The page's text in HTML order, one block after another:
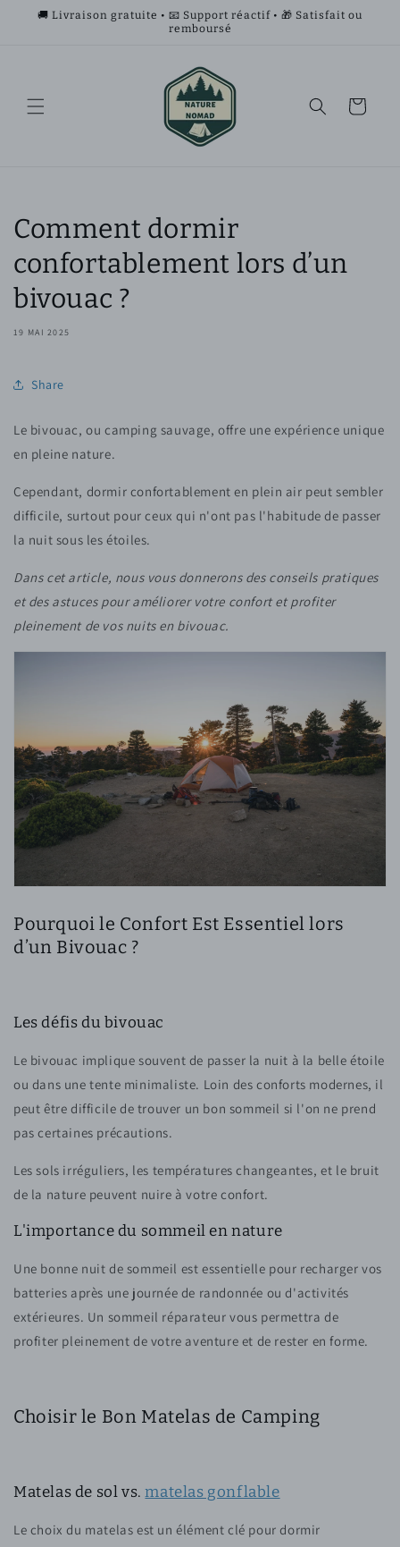
passer
🚚 Livraison gratuite • 📧 Support réactif • 🎁 Satisfait ou
remboursé
Panier
Comment dormir
confortablement lors d’un
bivouac ?
19 MAI 2025
Share
Le bivouac, ou camping sauvage, offre une expérience unique
en pleine nature.
Cependant, dormir confortablement en plein air peut sembler
difficile, surtout pour ceux qui n'ont pas l'habitude de passer
la nuit sous les étoiles.
Dans cet article, nous vous donnerons des conseils pratiques
et des astuces pour améliorer votre confort et profiter
pleinement de vos nuits en bivouac.
Pourquoi le Confort Est Essentiel lors
d’un Bivouac ?
Les défis du bivouac
Le bivouac implique souvent de passer la nuit à la belle étoile
ou dans une tente minimaliste. Loin des conforts modernes, il
peut être difficile de trouver un bon sommeil si l'on ne prend
pas certaines précautions.
Les sols irréguliers, les températures changeantes, et le bruit
de la nature peuvent nuire à votre confort.
L'importance du sommeil en nature
Une bonne nuit de sommeil est essentielle pour recharger vos
batteries après une journée de randonnée ou d'activités
extérieures. Un sommeil réparateur vous permettra de
profiter pleinement de votre aventure et de rester en forme.
Choisir le Bon Matelas de Camping
Matelas de sol vs.matelas gonflable
Le choix du matelas est un élément clé pour dormir